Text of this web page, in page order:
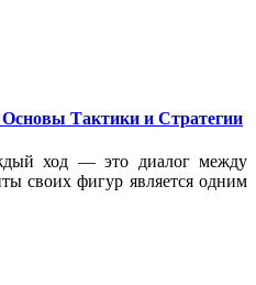
Тактики и Стратегии
ход — это диалог между
своих фигур является одним